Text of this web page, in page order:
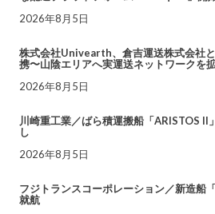
2026年8月5日
株式会社Univearth、倉吉運送株式会社
携〜山陰エリアへ実運送ネットワークを
2026年8月5日
川崎重工業／ばら積運搬船「ARISTOS II
し
2026年8月5日
フジトランスコーポレーション／新造船「
就航